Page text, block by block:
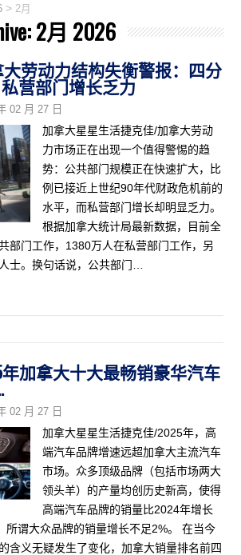
> 2月
2月 2026
大劳动力结构失衡警报：四分
营部门增长乏力
02 月 27 日
加拿大星星生活捷克佳/加拿大劳动
力市场正在出现一个值得警惕的趋
势：公共部门规模正在快速扩大，比
例已接近上世纪90年代财政危机前的
水平，而私营部门增长却明显乏力。
根据加拿大统计局最新数据，目前全
部门工作，1380万人在私营部门工作，另
士。换句话说，公共部门…
年加拿大十大最畅销豪华汽车
02 月 27 日
加拿大星星生活捷克佳/2025年，高
端汽车品牌增速远超加拿大主流汽车
市场。众多顶级品牌（包括市场两大
领头羊）的产量均创历史新高，使得
高端汽车品牌的销量比2024年增长
所谓大众品牌的销量增长不足2%。 在当今
含义无疑发生了变化，加拿大销量排名前四